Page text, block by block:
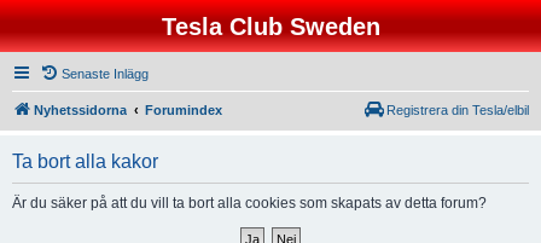
Tesla Club Sweden
Senaste Inlägg
Nyhetssidorna Forumindex Registrera din Tesla/elbil
Ta bort alla kakor
Är du säker på att du vill ta bort alla cookies som skapats av detta forum?